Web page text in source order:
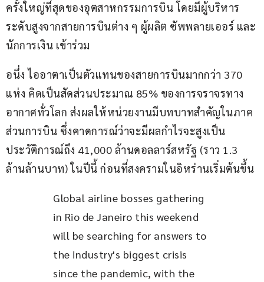
ครั้งใหญ่ที่สุดของอุตสาหกรรมการบิน โดยมีผู้บริหาร
ระดับสูงจากสายการบินต่าง ๆ ผู้ผลิต ซัพพลายเออร์ และ
นักการเงิน เข้าร่วม
อนึ่ง ไออาตาเป็นตัวแทนของสายการบินมากกว่า 370
แห่ง คิดเป็นสัดส่วนประมาณ 85% ของการจราจรทาง
อากาศทั่วโลก ส่งผลให้หน่วยงานมีบทบาทสำคัญในภาค
ส่วนการบิน ซึ่งคาดการณ์ว่าจะมีผลกำไรจะสูงเป็น
ประวัติการณ์ถึง 41,000 ล้านดอลลาร์สหรัฐ (ราว 1.3
ล้านล้านบาท) ในปีนี้ ก่อนที่สงครามในอิหร่านเริ่มต้นขึ้น
Global airline bosses gathering
in Rio de Janeiro this weekend
will be searching for answers to
the industry's biggest crisis
since the pandemic, with the